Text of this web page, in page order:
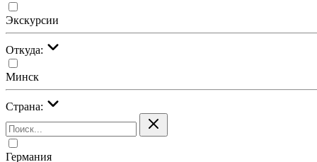
Экскурсии
Откуда:
Минск
Страна:
Германия